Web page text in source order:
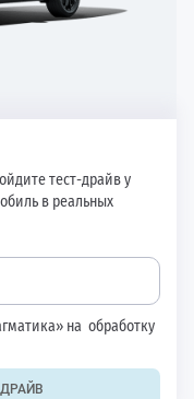
тест-драйв у
в реальных
на обработку